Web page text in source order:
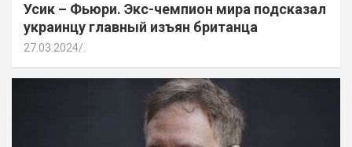
Усик – Фьюри. Экс-чемпион мира подсказал
украинцу главный изъян британца
27.03.2024 .